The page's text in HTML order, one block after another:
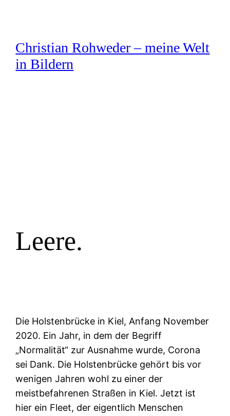
Christian Rohweder – meine Welt
in Bildern
Leere.
Die Holstenbrücke in Kiel, Anfang November
2020. Ein Jahr, in dem der Begriff
„Normalität“ zur Ausnahme wurde, Corona
sei Dank. Die Holstenbrücke gehört bis vor
wenigen Jahren wohl zu einer der
meistbefahrenen Straßen in Kiel. Jetzt ist
hier ein Fleet, der eigentlich Menschen